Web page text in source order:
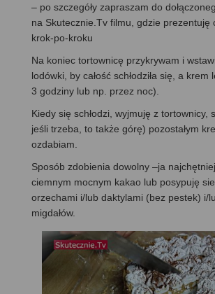
– po szczegóły zapraszam do
na Skutecznie.Tv filmu, gdzie prezentuję
krok-po-kroku
Na koniec tortownicę przykrywam i
lodówki, by całość schłodziła się, a krem
3 godziny lub np. przez noc).
Kiedy się schłodzi, wyjmuję z tortownicy,
jeśli trzeba, to także górę) pozostałym
ozdabiam.
Sposób zdobienia dowolny –ja
ciemnym mocnym kakao lub posypuję
orzechami i/lub daktylami (bez pestek) i/
migdałów.